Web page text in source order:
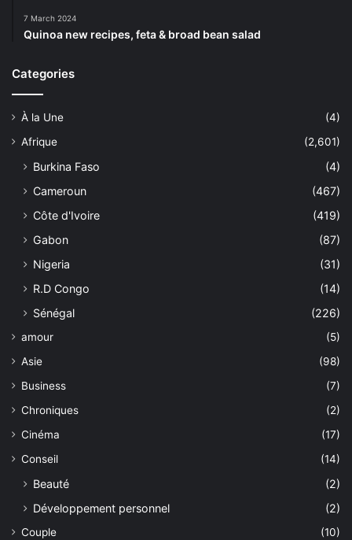
7 March 2024
Quinoa new recipes, feta & broad bean salad
Categories
À la Une
(4)
Afrique
(2,601)
Burkina Faso
(4)
Cameroun
(467)
Côte d'Ivoire
(419)
Gabon
(87)
Nigeria
(31)
R.D Congo
(14)
Sénégal
(226)
amour
(5)
Asie
(98)
Business
(7)
Chroniques
(2)
Cinéma
(17)
Conseil
(14)
Beauté
(2)
Développement personnel
(2)
Couple
(10)